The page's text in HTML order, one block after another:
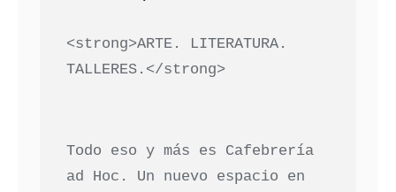
<strong>ARTE. LITERATURA.
TALLERES.</strong>
Todo eso y más es Cafebrería
ad Hoc. Un nuevo espacio en